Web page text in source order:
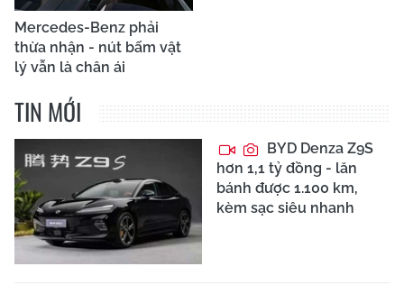
Mercedes-Benz phải
thừa nhận - nút bấm vật
lý vẫn là chân ái
TIN MỚI
BYD Denza Z9S
hơn 1,1 tỷ đồng - lăn
bánh được 1.100 km,
kèm sạc siêu nhanh